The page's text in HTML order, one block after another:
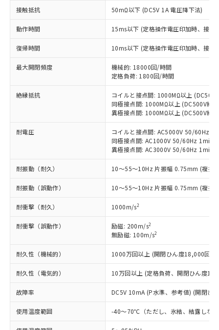
接触抵抗 50mΩ以下 (DC5V 1A 電圧降下法)
動作時間 15ms以下 (定格操作電圧印加時、接点
復帰時間 10ms以下 (定格操作電圧印加時、接点
最大開閉頻度
機械的: 18000回/時間
定格負荷: 1800回/時間
絶縁抵抗
コイルと接点間: 1000MΩ以上
同極接点間: 1000MΩ以上 (DC500V絶
異極接点間: 1000MΩ以上 (DC500V絶
耐電圧
コイルと接点間: AC5000V 50/60Hz
同極接点間: AC1000V 50/60Hz 1min
異極接点間: AC3000V 50/60Hz 1min
耐振動（耐久） 10～55～10Hz 片振幅 0.75mm (複振
耐振動（誤動作） 10～55～10Hz 片振幅 0.75mm (複振
耐衝撃（耐久） 1000m/s2
耐衝撃（誤動作） 励磁: 200m/s2
無励磁: 100m/s2
耐久性（機械的） 1000万回以上 (開閉ひん度18,000回/h)
耐久性（電気的） 10万回以上 (定格負荷、開閉ひん度
故障率 DC5V 10mA (P水準、参考値) (開閉ひ
使用温度範囲 -40～70℃（ただし、氷結、結露しな
以下の条件をお読みいただき、同意のうえ
ご利用ください。
本サービスは、当社制御機器事業取扱
商品の当社在庫状況および標準価格
(税抜)を提供させていただくもので
当社制御機器事業取扱商品の中には、
本サービスの対象外となる商品もある
ことをご了承ください。
在庫状況および標準価格照会結果は、
記載している更新日時点での社内デー
タに基づき作成されるものであり、閲
覧された時点での実際の在庫および標
準価格とは異なる場合があることをご
正式な納期状況および標準価格はお客
様のお取引先、またはお客様担当のオ
ムロン制御機器販売店・当社販売員に
ご相談ください。
オムロン制御機器販売店や当社販売拠
販売ネットワーク
」をご確認
ください。
在庫状況および標準価格結果を当社の
事前の承諾なく第三者に漏洩または開
示しないようお願いします。
ビス）をご利用いただくには、I-Web
メンバーズにご登録されている必要が
お客様が当ウェブサイト上で当社にご
登録された部品リストについて、当社
非含有に非対応の商品で、対応品を出す予
定はありません。
調査・確認中：EU RoHS指令（10物質）の
非含有の対応状況を調査中または確認中の
商品です。
非該当品：ライセンス料など無形物で、有
害物質有無と関係のない商品です。
仕入先様の事情により、非含有部品として
いたものが、含有品と判明した場合などや
むを得ず変更することがあります。
六価クロム(Cr(Ⅵ)) 1000ppm以下、ポリ臭化ビフェニル
類(PBB) 1000ppm以下、ポリ臭化ジフェニルエーテル類
(PBDE) 1000ppm以下、フタル酸ビス(2-エチルヘキシ
ルベンジル（BBP） 1000ppm以下、フタル酸ジブチル
（DBP） 1000ppm以下、フタル酸ジイソブチル
(DIBP) 1000ppm以下
但し、RoHS指令で産業用監視および制御機器に対する
フタル酸エステル類の４物質については閾値を超える意
部品在庫の切り替え状況などにより、予定
月が前後することがあります。
※3 非含有証明書ダウンロード
※1 中国RoHS○×表
「○」：最大均質材料含有率が中国RoHSの
基準値以下であることを示します。
「×」：最大均質材料含有率が中国RoHSの
基準値を超えていることを示します。
「－」：未確認です。当社販売部門へお問
*中国RoHS10物質の基準値 (GB/T26572)：
Pb(鉛) :1000ppm、 Hg(水銀) : 1000ppm、 Cd(カドミウ
Cr(Ⅵ)(六価クロム) : 1000ppm、 PBBs(ポリ臭化ビフェ
DBP(フタル酸ジブチル) : 1000ppm、 DIBP(フタル酸ジ
イソブチル) : 1000ppm、 BBP(フタル酸ブチルベンジ
ル) : 1000ppm、
DEHP(フタル酸ビス(2-エチルヘキシル)) : 1000ppm
※2 環境保護使用期限
「ｅ」：有害物質（10物質）のすべてが基
準値以下であることを示します。
「10」：通常の使用状況下において有害物
質が外部に漏えいし、環境に深刻な影響を
及ぼさない年数を意味します。
「－」：未確認です。当社販売部門へお問
為替および外国貿易法に定める商品
（以下｢規制貨物等」という）を輸出
または国外への提供する場合は、日本
国政府の輸出許可(または役務取引許
可)を取得するなどの必要な手続きを
当社は規制貨物を破棄する場合は、完
全に破砕するなど、違法に輸出されな
当社は貴社製品を、核兵器、ミサイ
ル、化学兵器、生物兵器またはその他
武器並びにこれらの製造装置等に一切
使用いたしません。
当社は、貴社製品を第三者に販売する
場合は、上記1、2および3の内容を当
該第三者に通知します。また当社は、
販売先および販売に係わる関係者が違
法に輸出するおそれがある場合は、取
り引きをいたしません。
一定数以上の在庫あり
一定数には満たないが在庫あり
－
在庫なし(最新の在庫状況につ
いては、お客様のお取引先、ま
たはお客様担当のオムロン制御
機器販売店・当社販売員にご確
認ください)
空
白
受注生産機種、また在庫状況の
情報を公開していない機種